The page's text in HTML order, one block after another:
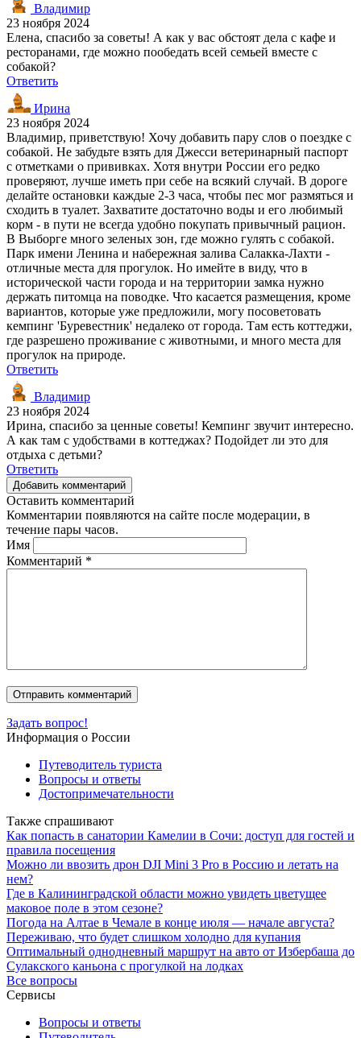
Владимир
23 ноября 2024
Елена, спасибо за советы! А как у вас обстоят дела с кафе и
ресторанами, где можно пообедать всей семьей вместе с
собакой?
Ответить
Ирина
23 ноября 2024
Владимир, приветствую! Хочу добавить пару слов о поездке с
собакой. Не забудьте взять для Джесси ветеринарный паспорт
с отметками о прививках. Хотя внутри России его редко
проверяют, лучше иметь при себе на всякий случай. В дороге
делайте остановки каждые 2-3 часа, чтобы пес мог размяться и
сходить в туалет. Захватите достаточно воды и его любимый
корм - в пути не всегда удобно покупать привычный рацион.
В Выборге много зеленых зон, где можно гулять с собакой.
Парк имени Ленина и набережная залива Салакка-Лахти -
отличные места для прогулок. Но имейте в виду, что в
исторической части города и на территории замка нужно
держать питомца на поводке. Что касается размещения, кроме
вариантов, которые уже предложили, могу посоветовать
кемпинг 'Буревестник' недалеко от города. Там есть коттеджи,
где разрешено проживание с животными, и много места для
прогулок на природе.
Ответить
Владимир
23 ноября 2024
Ирина, спасибо за ценные советы! Кемпинг звучит интересно.
А как там с удобствами в коттеджах? Подойдет ли это для
отдыха с детьми?
Ответить
Добавить комментарий
Оставить комментарий
Комментарии появляются на сайте после модерации, в
течение пары часов.
Имя
Комментарий *
Задать вопрос!
Информация о России
Путеводитель туриста
Вопросы и ответы
Достопримечательности
Также спрашивают
Как попасть в санатории Камелии в Сочи: доступ для гостей и
правила посещения
Можно ли ввозить дрон DJI Mini 3 Pro в Россию и летать на
нем?
Где в Калининградской области можно увидеть цветущее
маковое поле в этом сезоне?
Погода на Алтае в Чемале в конце июля — начале августа?
Переживаю, что будет слишком холодно для купания
Оптимальный однодневный маршрут на авто от Избербаша до
Сулакского каньона с прогулкой на лодках
Все вопросы
Сервисы
Вопросы и ответы